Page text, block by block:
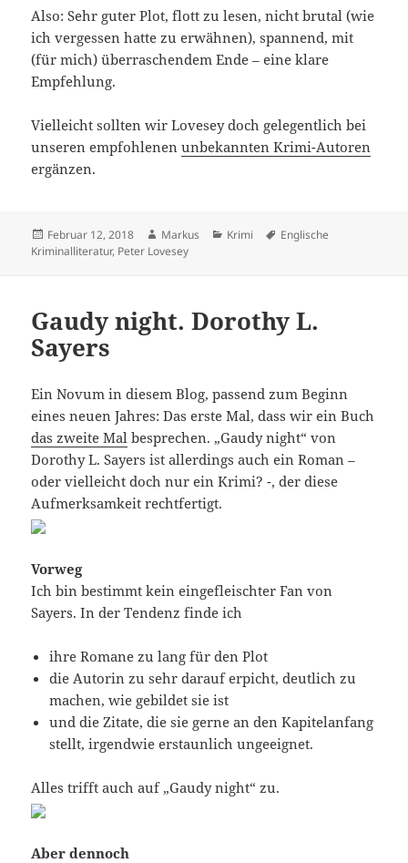
Also: Sehr guter Plot, flott zu lesen, nicht brutal (wie
ich vergessen hatte zu erwähnen), spannend, mit
(für mich) überraschendem Ende – eine klare
Empfehlung.
Vielleicht sollten wir Lovesey doch gelegentlich bei
unseren empfohlenenunbekannten Krimi-Autoren
ergänzen.
Veröffentlicht
am
Februar 12, 2018 Autor
Markus Kategorien
Krimi Schlagwörter
Englische
Kriminalliteratur, Peter Lovesey
Gaudy night. Dorothy L.
Sayers
Ein Novum in diesem Blog, passend zum Beginn
eines neuen Jahres: Das erste Mal, dass wir ein Buch
das zweite Mal besprechen. „Gaudy night“ von
Dorothy L. Sayers ist allerdings auch ein Roman –
oder vielleicht doch nur ein Krimi? -, der diese
Aufmerksamkeit rechtfertigt.
Vorweg
Ich bin bestimmt kein eingefleischter Fan von
Sayers. In der Tendenz finde ich
ihre Romane zu lang für den Plot
die Autorin zu sehr darauf erpicht, deutlich zu
machen, wie gebildet sie ist
und die Zitate, die sie gerne an den Kapitelanfang
stellt, irgendwie erstaunlich ungeeignet.
Alles trifft auch auf „Gaudy night“ zu.
Aber dennoch